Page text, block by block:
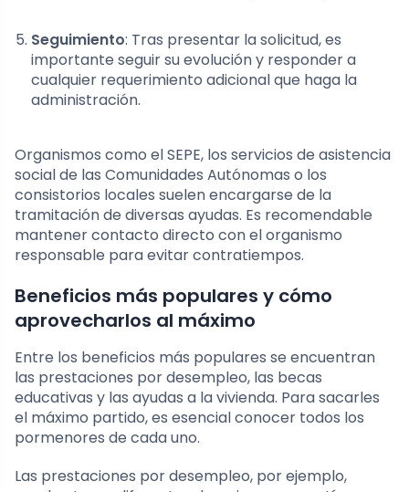
Seguimiento: Tras presentar la solicitud, es
importante seguir su evolución y responder a
cualquier requerimiento adicional que haga la
administración.
Organismos como el SEPE, los servicios de asistencia
social de las Comunidades Autónomas o los
consistorios locales suelen encargarse de la
tramitación de diversas ayudas. Es recomendable
mantener contacto directo con el organismo
responsable para evitar contratiempos.
Beneficios más populares y cómo
aprovecharlos al máximo
Entre los beneficios más populares se encuentran
las prestaciones por desempleo, las becas
educativas y las ayudas a la vivienda. Para sacarles
el máximo partido, es esencial conocer todos los
pormenores de cada uno.
Las prestaciones por desempleo, por ejemplo,